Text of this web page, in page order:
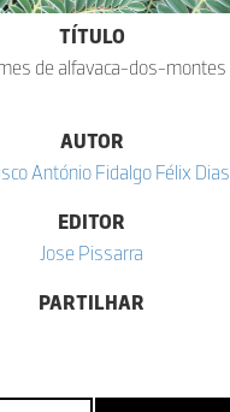
TÍTULO
de alfavaca-dos-montes
AUTOR
António Fidalgo Félix Dias
EDITOR
Jose Pissarra
PARTILHAR